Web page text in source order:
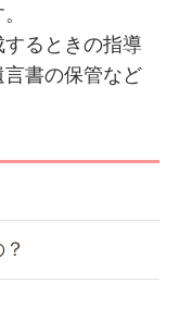
るときの指導
書の保管など